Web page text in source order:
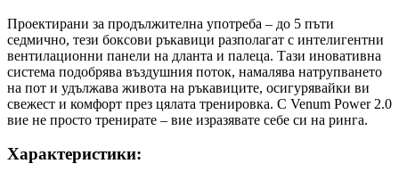
Проектирани за продължителна употреба – до 5 пъти
седмично, тези боксови ръкавици разполагат с интелигентни
вентилационни панели на дланта и палеца. Тази иновативна
система подобрява въздушния поток, намалява натрупването
на пот и удължава живота на ръкавиците, осигурявайки ви
свежест и комфорт през цялата тренировка. С Venum Power 2.0
вие не просто тренирате – вие изразявате себе си на ринга.
Характеристики: